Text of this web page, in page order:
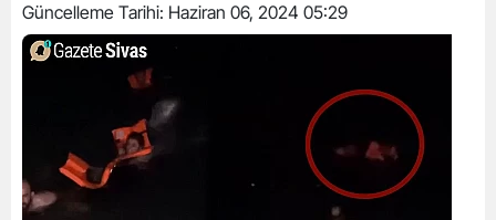
Güncelleme Tarihi: Haziran 06, 2024 05:29